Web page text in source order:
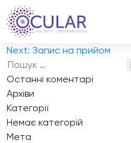
Запис на прийом
есть запись на эту неделю?
Навігація
записів
Previous: Запис на прийом
Next: Запис на прийом
Пошук:
Останні коментарі
Архіви
Категорії
Немає категорій
Мета